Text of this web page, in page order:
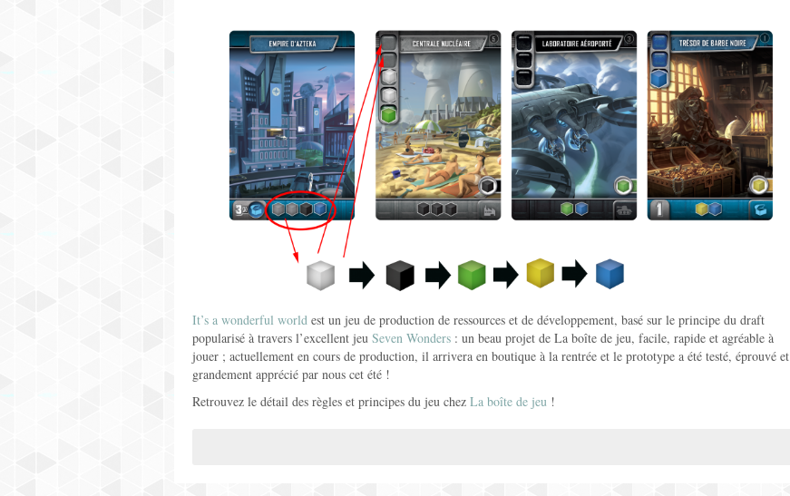
It’s a wonderful world est un jeu de production de ressources et de développement, basé sur le principe du draft
popularisé à travers l’excellent jeu Seven Wonders : un beau projet de La boîte de jeu, facile, rapide et agréable à
jouer ; actuellement en cours de production, il arrivera en boutique à la rentrée et le prototype a été testé, éprouvé et
grandement apprécié par nous cet été !
Retrouvez le détail des règles et principes du jeu chez La boîte de jeu !